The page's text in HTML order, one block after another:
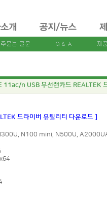
11ac/n USB 무선랜카드 REALTEK
드라이버 유틸리티 다운로드 ]
N100 mini, N500U,